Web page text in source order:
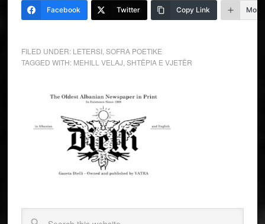
Facebook Twitter Copy Link More
FILED UNDER: LETERSI, SOFRA POETIKE
TAGGED WITH: MEHILL VELAJ SHTËPIA E VJETËR